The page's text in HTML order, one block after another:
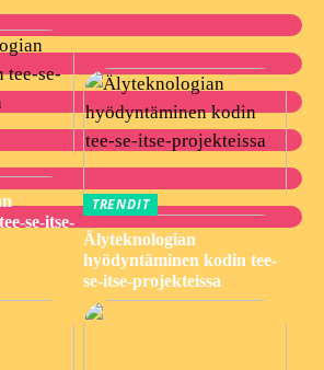
se-itse-
TRENDIT
Älyteknologian
hyödyntäminen kodin tee-
se-itse-projekteissa